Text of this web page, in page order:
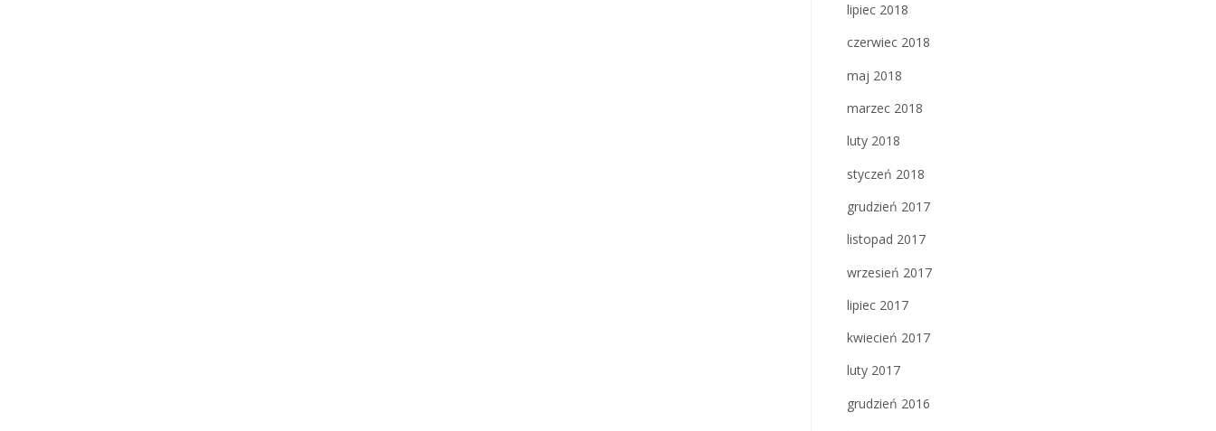
lipiec 2018
czerwiec 2018
maj 2018
marzec 2018
luty 2018
styczeń 2018
grudzień 2017
listopad 2017
wrzesień 2017
lipiec 2017
kwiecień 2017
luty 2017
grudzień 2016